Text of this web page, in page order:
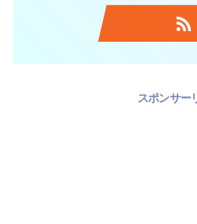
スポンサー